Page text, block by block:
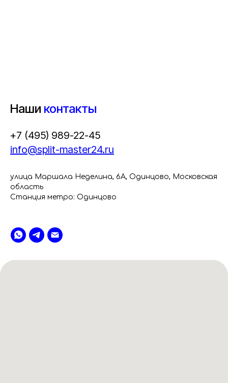
Наши контакты
+7 (495) 989-22-45
info@split-master24.ru
улица Маршала Неделина, 6А, Одинцово, Московская
область
Станция метро: Одинцово